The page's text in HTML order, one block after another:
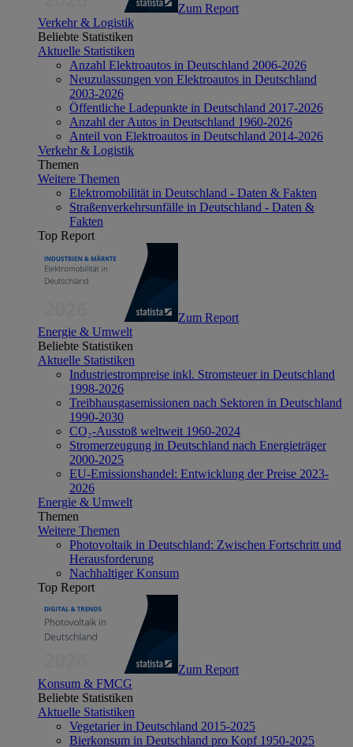
Zum Report
Verkehr & Logistik
Beliebte Statistiken
Aktuelle Statistiken
Anzahl Elektroautos in Deutschland 2006-2026
Neuzulassungen von Elektroautos in Deutschland
2003-2026
Öffentliche Ladepunkte in Deutschland 2017-2026
Anzahl der Autos in Deutschland 1960-2026
Anteil von Elektroautos in Deutschland 2014-2026
Verkehr & Logistik
Themen
Weitere Themen
Elektromobilität in Deutschland - Daten & Fakten
Straßenverkehrsunfälle in Deutschland - Daten &
Fakten
Top Report
Zum Report
Energie & Umwelt
Beliebte Statistiken
Aktuelle Statistiken
Industriestrompreise inkl. Stromsteuer in Deutschland
1998-2026
Treibhausgasemissionen nach Sektoren in Deutschland
1990-2030
CO₂-Ausstoß weltweit 1960-2024
Stromerzeugung in Deutschland nach Energieträger
2000-2025
EU-Emissionshandel: Entwicklung der Preise 2023-
2026
Energie & Umwelt
Themen
Weitere Themen
Photovoltaik in Deutschland: Zwischen Fortschritt und
Herausforderung
Nachhaltiger Konsum
Top Report
Zum Report
Konsum & FMCG
Beliebte Statistiken
Aktuelle Statistiken
Vegetarier in Deutschland 2015-2025
Bierkonsum in Deutschland pro Kopf 1950-2025